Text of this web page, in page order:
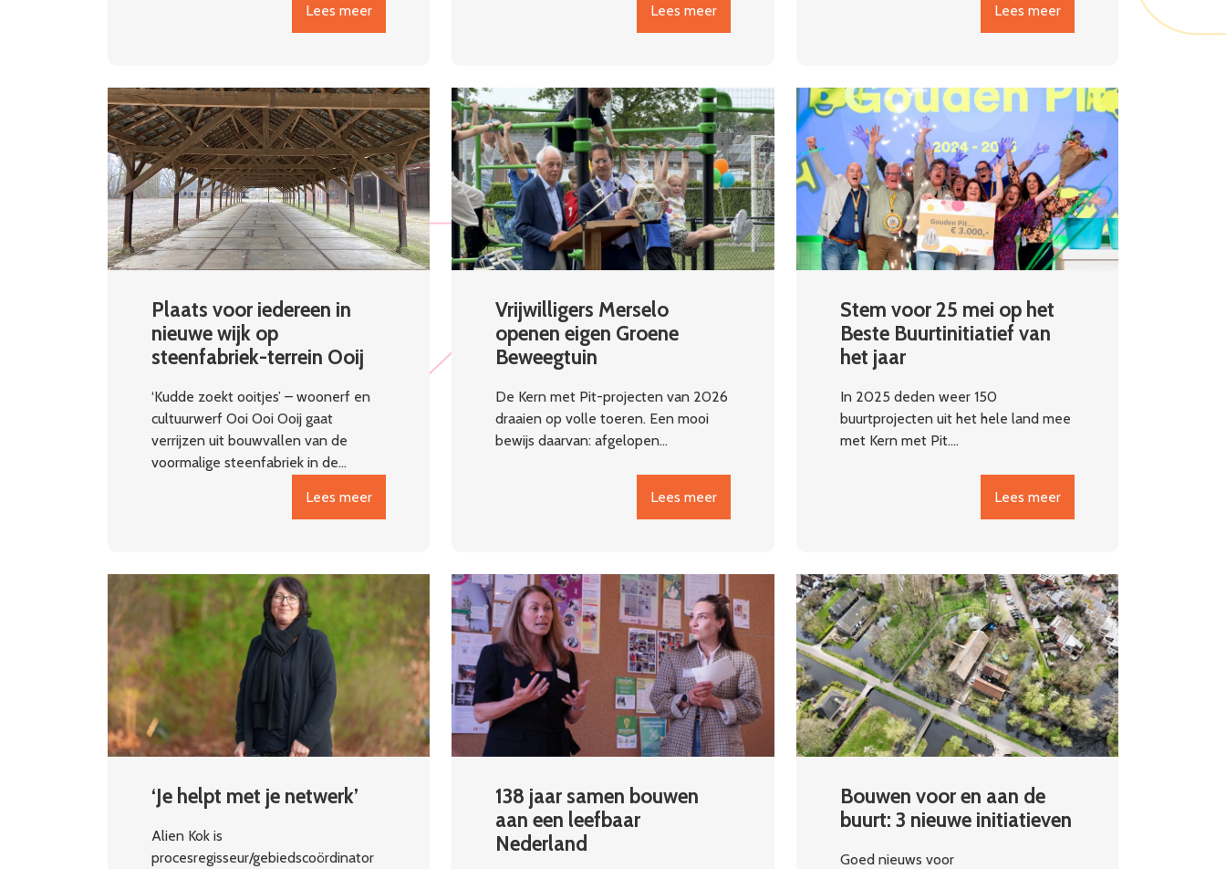
Lees meer Lees meer
Lees meer
Plaats voor iedereen in
nieuwe wijk op
steenfabriek-terrein Ooij
‘Kudde zoekt ooitjes’ – woonerf en
cultuurwerf Ooi Ooi Ooij gaat
verrijzen uit bouwvallen van de
voormalige steenfabriek in de…
Lees meer
Vrijwilligers Merselo
openen eigen Groene
Beweegtuin
De Kern met Pit-projecten van 2026
draaien op volle toeren. Een mooi
bewijs daarvan: afgelopen…
Lees meer
Stem voor 25 mei op het
Beste Buurtinitiatief van
het jaar
In 2025 deden weer 150
buurtprojecten uit het hele land mee
met Kern met Pit.…
Lees meer
‘Je helpt met je netwerk’
Alien Kok is
procesregisseur/gebiedscoördinator
138 jaar samen bouwen
aan een leefbaar
Nederland
Bouwen voor en aan de
buurt: 3 nieuwe initiatieven
Goed nieuws voor